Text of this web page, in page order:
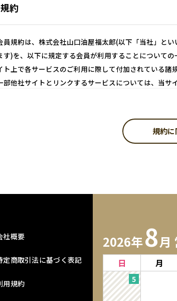
約
員規約は、株式会社山口油屋福太郎(以下「当社」と
す)を、以下に規定する会員が利用することについての
ト上で各サービスのご利用に際して付加されている
部他社サイトとリンクするサービスについては、当
トにおいてのご購入には会員登録が必要になります。
のみなさまから提供された個人情報管理および利用目的】
トを利用するにあたって、会員の住所、電話番号、メー
、その個人情報を適切かつ確実に管理するものとし、法
ールマガジン配布、当サイトからの案内、購入商品の発
サイトの個人情報保護方針については、「個人情報の保護
規約に
2026年8月
日 月
社概要
定商取引法に基づく表記
用規約